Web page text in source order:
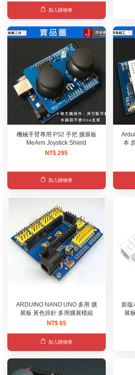
加入購物車
機械手臂專用 PS2 手把 擴展板
MeArm Joystick Shield
NT$ 295
加入購物車
本
ARDUINO NANO UNO 多用 擴
展板 黃色排針 多用擴展模組
NT$ 65
加入購物車
新版
展